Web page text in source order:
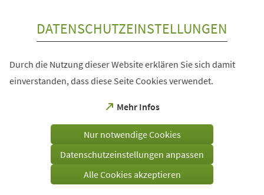
DATENSCHUTZEINSTELLUNGEN
Durch die Nutzung dieser Website erklären Sie sich damit
einverstanden, dass diese Seite Cookies verwendet.
Mehr Infos
(Öffnet
einem
Tab)
Nur notwendige Cookies
Datenschutzeinstellungen anpassen
Alle Cookies akzeptieren